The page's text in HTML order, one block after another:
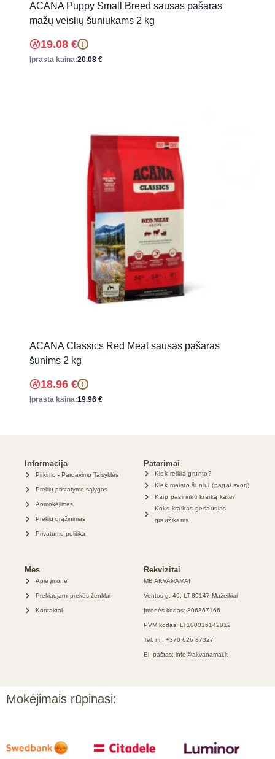
ACANA Puppy Small Breed sausas pašaras
mažų veislių šuniukams 2 kg
19.08 € !
Įprasta kaina:20.08 €
ACANA Classics Red Meat sausas pašaras
šunims 2 kg
18.96 € !
Įprasta kaina:19.96 €
Informacija
Pirkimo - Pardavimo Taisyklės
Prekių pristatymo sąlygos
Apmokėjimas
Prekių grąžinimas
Privatumo politika
Patarimai
Kiek reikia grunto?
Kiek maisto šuniui (pagal svorį)
Kaip pasirinkti kraiką katei
Koks kraikas geriausias
graužikams
Mes
Apie įmonė
Prekiaujami prekės ženklai
Kontaktai
Rekvizitai
MB AKVANAMAI
Ventos g. 49, LT-89147 Mažeikiai
Įmonės kodas: 306367166
PVM kodas: LT100016142012
Tel. nr.: +370 626 87327
El. paštas: info@akvanamai.lt
Mokėjimais rūpinasi: